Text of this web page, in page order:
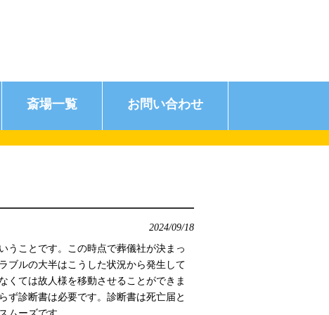
斎場一覧 お問い合わせ
2024/09/18
うことです。この時点で葬儀社が決まっ
ブルの大半はこうした状況から発生して
くては故人様を移動させることができま
ず診断書は必要です。診断書は死亡届と